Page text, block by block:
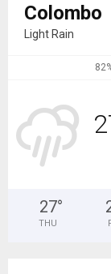
Colombo
Light Rain
27°
THU